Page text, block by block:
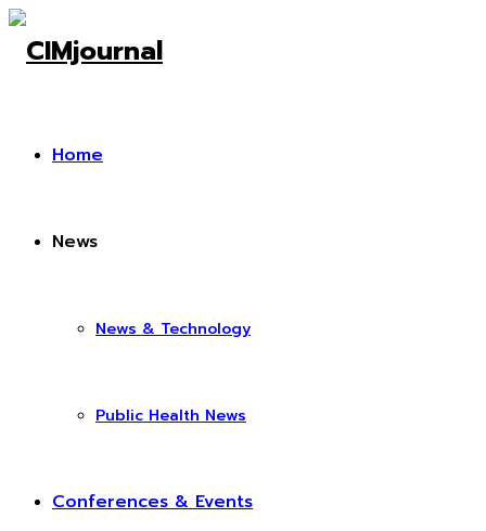
Home
News
News & Technology
Public Health News
Conferences & Events